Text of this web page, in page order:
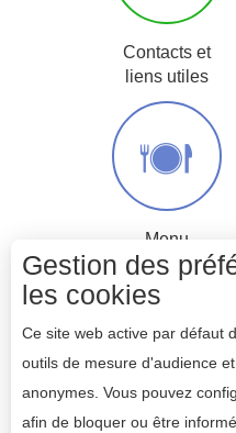
Contacts et
liens utiles
Menu
scolaire
Mairie de
Espace
Gestion des
les cookies
Ce site web active par défaut
outils de mesure d'audience
anonymes. Vous pouvez
afin de bloquer ou être